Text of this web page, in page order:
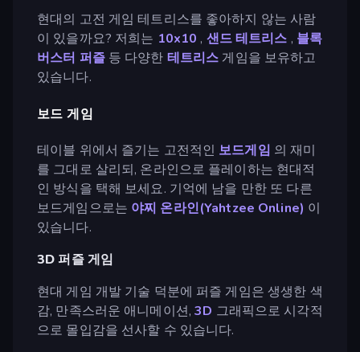
현대의 고전 게임 테트리스를 좋아하지 않는 사람
이 있을까요? 저희는 10x10 , 샌드 테트리스 , 블록
버스터 퍼즐등 다양한 테트리스 게임을 보유하고
있습니다.
보드 게임
테이블 위에서 즐기는 고전적인 보드게임 의 재미
를 그대로 살리되, 온라인으로 플레이하는 현대적
인 방식을 택해 보세요. 기억에 남을 만한 또 다른
보드게임으로는 야찌 온라인(Yahtzee Online) 이
있습니다.
3D 퍼즐 게임
현대 게임 개발 기술 덕분에 퍼즐 게임은 생생한 색
감, 만족스러운 애니메이션,3D 그래픽으로 시각적
으로 몰입감을 선사할 수 있습니다.